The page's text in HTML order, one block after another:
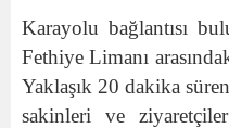
Karayolu bağlantısı
Fethiye Limanı
Yaklaşık 20 dakika
sakinleri ve